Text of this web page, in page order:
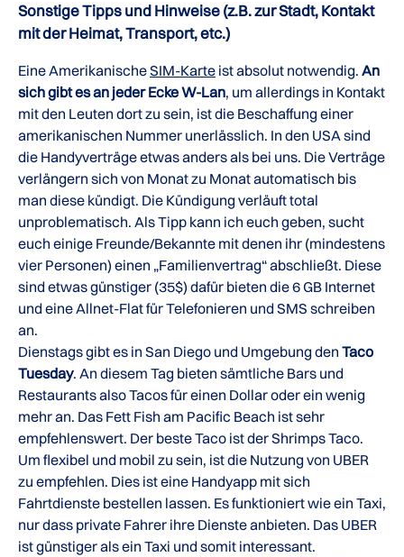
Sonstige Tipps und Hinweise (z.B. zur Stadt, Kontakt
mit der Heimat, Transport, etc.)
Eine AmerikanischeSIM-Karte ist absolut notwendig. An
sich gibt es an jeder Ecke W-Lan, um allerdings in Kontakt
mit den Leuten dort zu sein, ist die Beschaffung einer
amerikanischen Nummer unerlässlich. In den USA sind
die Handyverträge etwas anders als bei uns. Die Verträge
verlängern sich von Monat zu Monat automatisch bis
man diese kündigt. Die Kündigung verläuft total
unproblematisch. Als Tipp kann ich euch geben, sucht
euch einige Freunde/Bekannte mit denen ihr (mindestens
vier Personen) einen „Familienvertrag“ abschließt. Diese
sind etwas günstiger (35$) dafür bieten die 6 GB Internet
und eine Allnet-Flat für Telefonieren und SMS schreiben
an.
Dienstags gibt es in San Diego und Umgebung den Taco
Tuesday. An diesem Tag bieten sämtliche Bars und
Restaurants also Tacos für einen Dollar oder ein wenig
mehr an. Das Fett Fish am Pacific Beach ist sehr
empfehlenswert. Der beste Taco ist der Shrimps Taco.
Um flexibel und mobil zu sein, ist die Nutzung von UBER
zu empfehlen. Dies ist eine Handyapp mit sich
Fahrtdienste bestellen lassen. Es funktioniert wie ein Taxi,
nur dass private Fahrer ihre Dienste anbieten. Das UBER
ist günstiger als ein Taxi und somit interessant.